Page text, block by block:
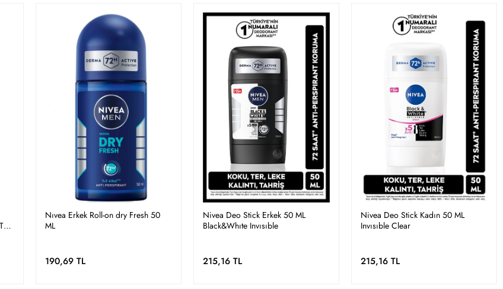
Nıvea Erkek Roll-on dry Fresh 50
ML
190,69 TL
Nivea Deo Stick Erkek 50 ML
Black&Whıte Invısıble
215,16 TL
Nivea Deo Stick Kadın 50 ML
Invısıble Clear
215,16 TL